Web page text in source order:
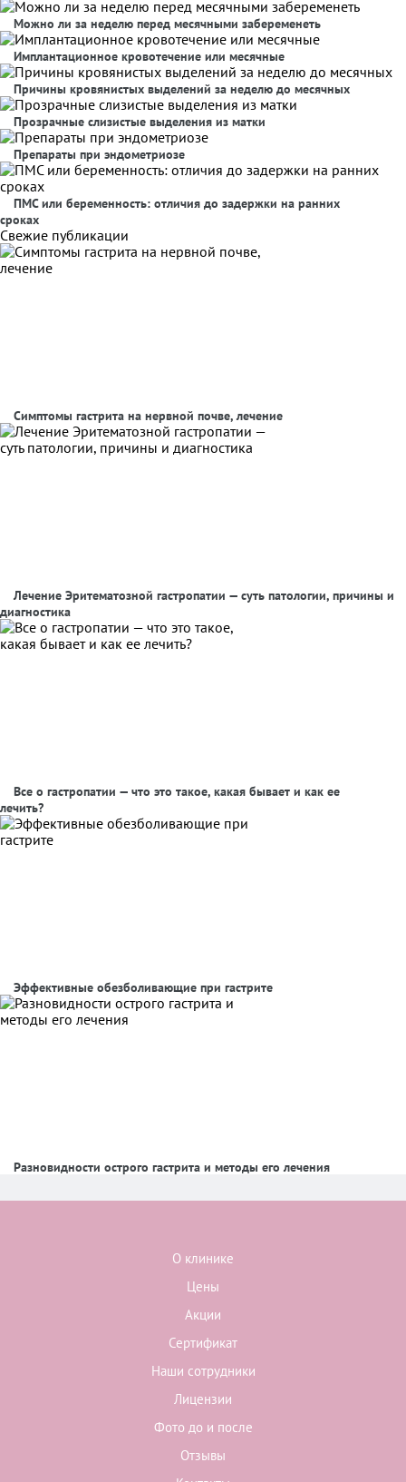
Можно ли за неделю перед месячными забеременеть
Имплантационное кровотечение или месячные
Причины кровянистых выделений за неделю до месячных
Прозрачные слизистые выделения из матки
Препараты при эндометриозе
ПМС или беременность: отличия до задержки на ранних
сроках
Свежие публикации
Симптомы гастрита на нервной почве, лечение
Лечение Эритематозной гастропатии — суть патологии, причины и
диагностика
Все о гастропатии — что это такое, какая бывает и как ее
лечить?
Эффективные обезболивающие при гастрите
Разновидности острого гастрита и методы его лечения
О клинике
Цены
Акции
Сертификат
Наши сотрудники
Лицензии
Фото до и после
Отзывы